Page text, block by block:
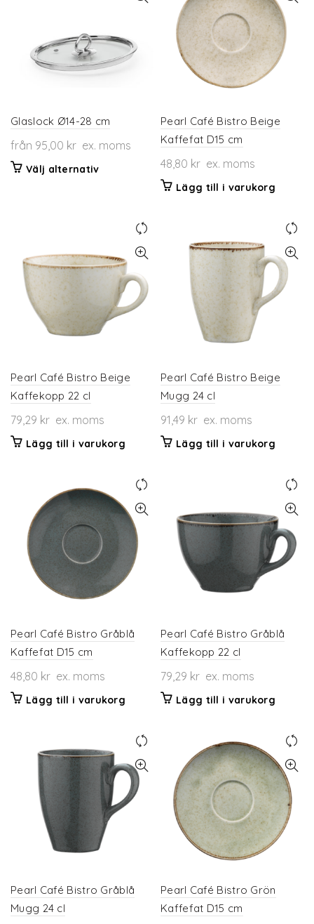
alternativen
väljas
varianter.
De
olika
alternativen
kan
väljas
produktsidan
Glaslock Ø14-28 cm
från 95,00 kr ex. moms
Välj alternativDen
varianter.
De
olika
alternativen
kan
väljas
Pearl Café Bistro Beige
Kaffefat D15 cm
48,80 kr ex. moms
Lägg till i varukorg
Pearl Café Bistro Beige
Kaffekopp 22 cl
79,29 kr ex. moms
Lägg till i varukorg
Pearl Café Bistro Beige
Mugg 24 cl
91,49 kr ex. moms
Lägg till i varukorg
Pearl Café Bistro Gråblå
Kaffefat D15 cm
48,80 kr ex. moms
Lägg till i varukorg
Pearl Café Bistro Gråblå
Kaffekopp 22 cl
79,29 kr ex. moms
Lägg till i varukorg
Pearl Café Bistro Gråblå
Mugg 24 cl
Pearl Café Bistro Grön
Kaffefat D15 cm